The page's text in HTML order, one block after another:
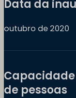
Data da
outubro de 2020
de pessoas